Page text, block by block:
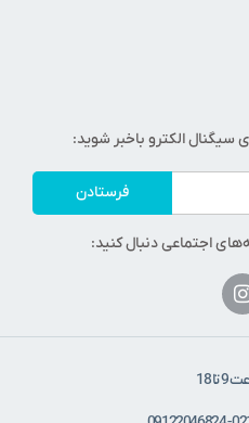
الکترو باخبر شوید:
فرستادن
اجتماعی دنبال کنید:
18